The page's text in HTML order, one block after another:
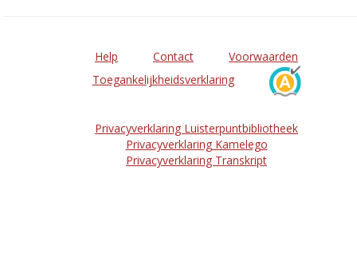
Help Contact
Voorwaarden
Toegankelijkheidsverklaring
Privacyverklaring Luisterpuntbibliotheek
Privacyverklaring Kamelego
Privacyverklaring Transkript